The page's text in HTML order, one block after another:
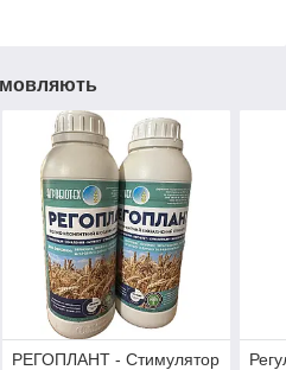
РЕГОПЛАНТ - Стимулятор